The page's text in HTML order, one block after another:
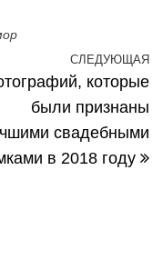
СЛЕДУЮЩАЯ
которые
были признаны
свадебными
в 2018 году